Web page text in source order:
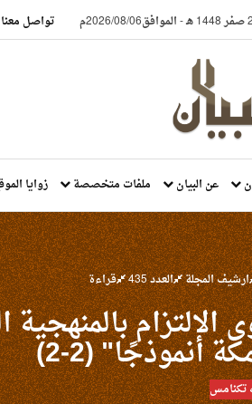
-الموافق2026/08/06م تواصل معنا
عن البيان ملفات متخصصة زوايا
ارشيف المجلة العدد 435 قراءة
الالتزام
أنموذجًا" (2-2)
تكنامس